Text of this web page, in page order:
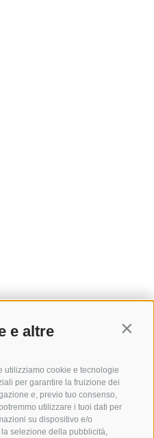
e altre
utilizziamo cookie e tecnologie
per garantire la fruizione dei
e, previo tuo consenso,
utilizzare i tuoi dati per
su dispositivo e/o
selezione della pubblicità,